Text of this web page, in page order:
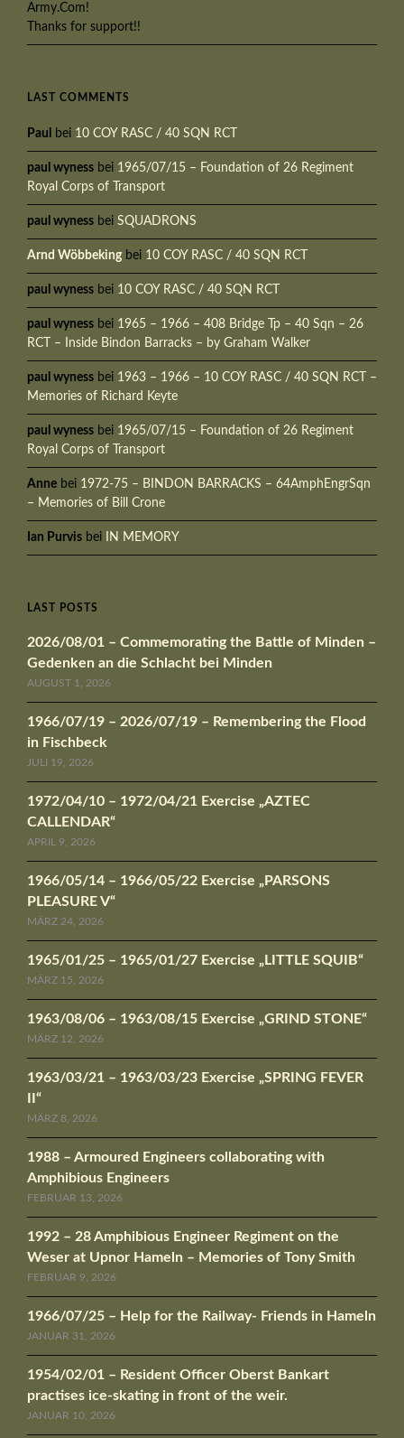
Army.Com!
Thanks for support!!
LAST COMMENTS
Paul bei 10 COY RASC / 40 SQN RCT
paul wyness bei 1965/07/15 – Foundation of 26 Regiment
Royal Corps of Transport
paul wyness bei SQUADRONS
Arnd Wöbbekingbei 10 COY RASC / 40 SQN RCT
paul wyness bei 10 COY RASC / 40 SQN RCT
paul wyness bei 1965 – 1966 – 408 Bridge Tp – 40 Sqn – 26
RCT – Inside Bindon Barracks – by Graham Walker
paul wyness bei 1963 – 1966 – 10 COY RASC / 40 SQN RCT –
Memories of Richard Keyte
paul wyness bei 1965/07/15 – Foundation of 26 Regiment
Royal Corps of Transport
Anne bei 1972-75 – BINDON BARRACKS – 64AmphEngrSqn
– Memories of Bill Crone
Ian Purvis bei IN MEMORY
LAST POSTS
2026/08/01 – Commemorating the Battle of Minden –
Gedenken an die Schlacht bei Minden
AUGUST 1, 2026
1966/07/19 – 2026/07/19 – Remembering the Flood
in Fischbeck
JULI 19, 2026
1972/04/10 – 1972/04/21 Exercise „AZTEC
CALLENDAR“
APRIL 9, 2026
1966/05/14 – 1966/05/22 Exercise „PARSONS
PLEASURE V“
MÄRZ 24, 2026
1965/01/25 – 1965/01/27 Exercise „LITTLE SQUIB“
MÄRZ 15, 2026
1963/08/06 – 1963/08/15 Exercise „GRIND STONE“
MÄRZ 12, 2026
1963/03/21 – 1963/03/23 Exercise „SPRING FEVER
II“
MÄRZ 8, 2026
1988 – Armoured Engineers collaborating with
Amphibious Engineers
FEBRUAR 13, 2026
1992 – 28 Amphibious Engineer Regiment on the
Weser at Upnor Hameln – Memories of Tony Smith
FEBRUAR 9, 2026
1966/07/25 – Help for the Railway- Friends in Hameln
JANUAR 31, 2026
1954/02/01 – Resident Officer Oberst Bankart
practises ice-skating in front of the weir.
JANUAR 10, 2026